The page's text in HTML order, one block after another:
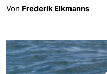
Von Frederik Eikmanns